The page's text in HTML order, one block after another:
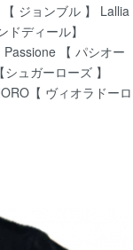
ジョンブル 】 Lallia
ディール】
【 パシオー
ュガーローズ 】
【 ヴィオラドーロ